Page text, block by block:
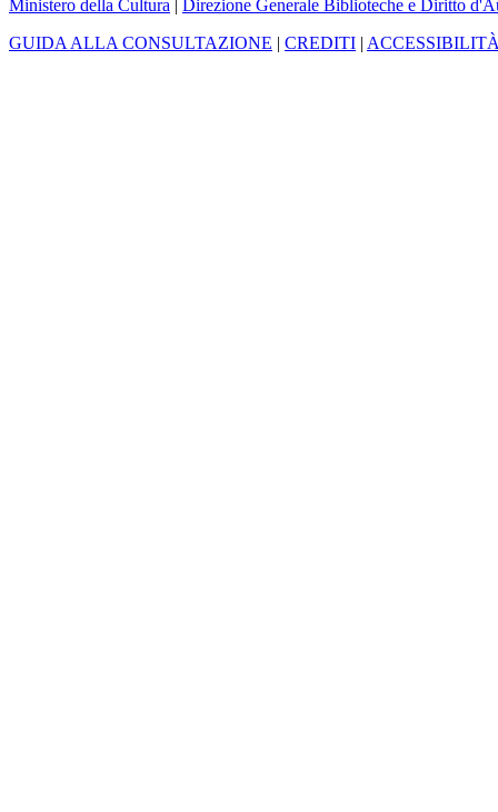
Ministero della Cultura
Direzione Generale Biblioteche e Diritto
GUIDA ALLA CONSULTAZIONE | CREDITI |